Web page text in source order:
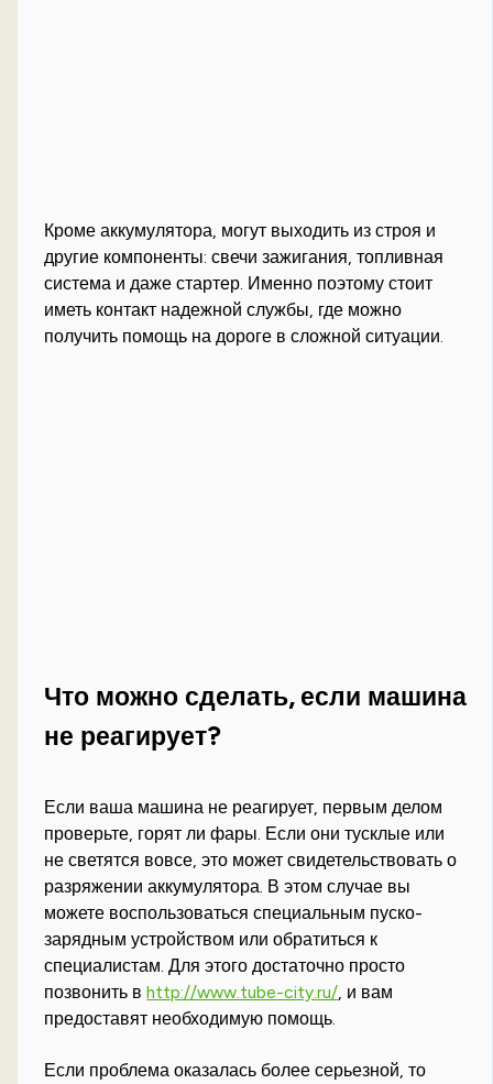
Кроме аккумулятора, могут выходить из строя и
другие компоненты: свечи зажигания, топливная
система и даже стартер. Именно поэтому стоит
иметь контакт надежной службы, где можно
получить помощь на дороге в сложной ситуации.
Что можно сделать, если машина
не реагирует?
Если ваша машина не реагирует, первым делом
проверьте, горят ли фары. Если они тусклые или
не светятся вовсе, это может свидетельствовать о
разряжении аккумулятора. В этом случае вы
можете воспользоваться специальным пуско-
зарядным устройством или обратиться к
специалистам. Для этого достаточно просто
позвонить вhttp://www.tube-city.ru/ , и вам
предоставят необходимую помощь.
Если проблема оказалась более серьезной, то